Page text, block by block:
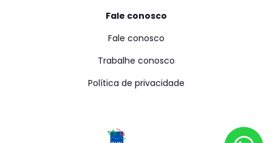
Fale conosco
Fale conosco
Trabalhe conosco
Política de privacidade